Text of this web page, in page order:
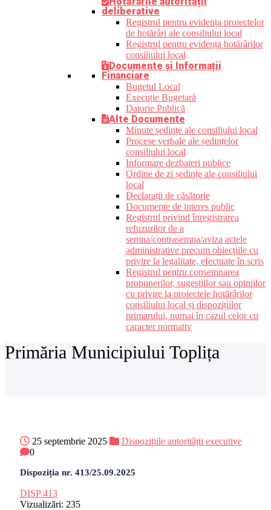
deliberative
Registrul pentru evidența proiectelor
de hotărâri ale consiliului local
Registrul pentru evidența hotărârilor
consiliului local
Documente și Informații
Financiare
Bugetul Local
Execuție Bugetară
Datorie Publică
Alte Documente
Minute ședințe ale consiliului local
Procese verbale ale ședințelor
consiliului local
Informare dezbateri publice
Ordine de zi ședințe ale consiliului
local
Declarații de căsătorie
Documente de interes public
Registrul privind înregistrarea
refuzurilor de a
semna/contrasemna/aviza actele
administrative precum obiecțiile cu
privire la legalitate, efectuate în scris
Registrul pentru consemnarea
propunerilor, sugestiilor sau opiniilor
cu privire la proiectele hotărârilor
consiliului local și dispozițiilor
primarului, numai în cazul celor cu
caracter normativ
Primăria Municipiului Toplița
25 septembrie 2025
Dispozițiile autorității executive
0
Dispoziția nr. 413/25.09.2025
DISP 413
Vizualizări: 235